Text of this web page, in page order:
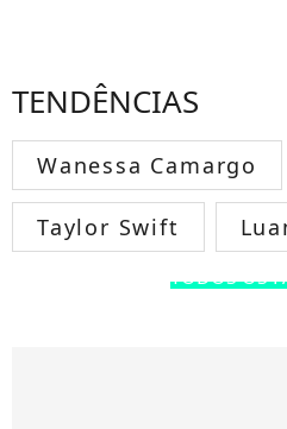
TENDÊNCIAS
Wanessa Camargo
Taylor Swift
TODOS OS